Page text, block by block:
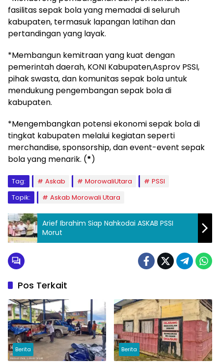
fasilitas sepak bola yang memadai di seluruh
kabupaten, termasuk lapangan latihan dan
pertandingan yang layak.
*Membangun kemitraan yang kuat dengan
pemerintah daerah, KONI Kabupaten,Asprov PSSI,
pihak swasta, dan komunitas sepak bola untuk
mendukung pengembangan sepak bola di
kabupaten.
*Mengembangkan potensi ekonomi sepak bola di
tingkat kabupaten melalui kegiatan seperti
merchandise, sponsorship, dan event-event sepak
bola yang menarik. (*)
Tag: Askab MorowaliUtara
PSSI
Topik:
Askab Morowali Utara
Arief Ibrahim Siap Nahkodai ASKAB PSSI
Morut
Pos Terkait
Berita Berita